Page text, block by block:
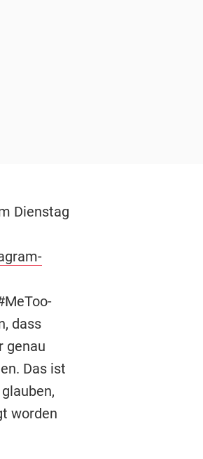
Dienstag
dass
genau
Das ist
worden